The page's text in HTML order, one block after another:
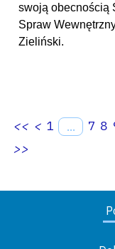
swoją obecnością
Spraw
Zieliński.
<< < 1 ... 7 8
>>